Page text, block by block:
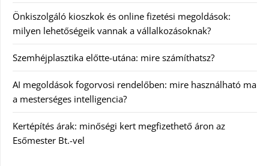
Önkiszolgáló kioszkok és online fizetési megoldások:
milyen lehetőségeik vannak a vállalkozásoknak?
Szemhéjplasztika előtte-utána: mire számíthatsz?
AI megoldások fogorvosi rendelőben: mire használható ma
a mesterséges intelligencia?
Kertépítés árak: minőségi kert megfizethető áron az
Esőmester Bt.-vel